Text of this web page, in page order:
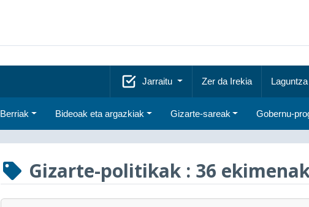
Jarraitu Zer da Irekia Laguntza
Berriak Bideoak eta argazkiak Gizarte-sareak Gobernu-
Gizarte-politikak : 36